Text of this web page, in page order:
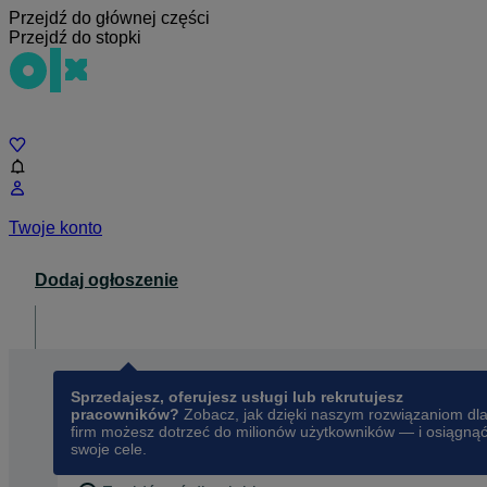
Przejdź do głównej części
Przejdź do stopki
Twoje konto
Dodaj ogłoszenie
Sprzedajesz, oferujesz usługi lub rekrutujesz
pracowników? Zobacz, jak dzięki naszym rozwiązaniom dla
firm możesz dotrzeć do milionów użytkowników — i osiągnąć
swoje cele.